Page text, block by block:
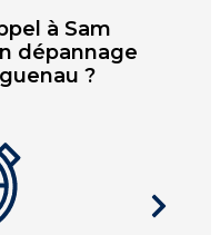
à Sam
dépannage
?